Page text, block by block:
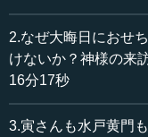
≪全文≫
●なぜ日本の文学
折口信夫は日本文
づきます。簡単にい
2.なぜ大晦日におせ
けないか？神様の来
16分17秒
3.寅さんも水戸黄門